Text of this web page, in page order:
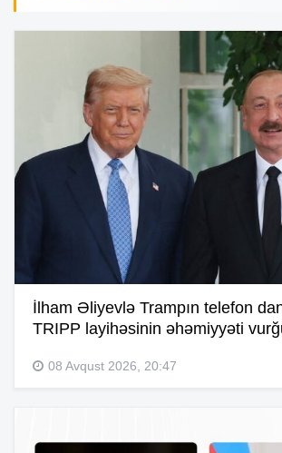
İlham Əliyevlə Trampın telefon
TRIPP layihəsinin əhəmiyyəti
08 Avqust 2026, 20:47